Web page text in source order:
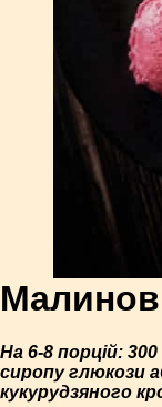
На 6-8 порцій:
сиропу глюкози
кукурудзяного